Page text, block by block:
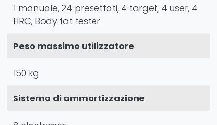
1 manuale, 24 presettati, 4 target, 4 user, 4
HRC, Body fat tester
Peso massimo utilizzatore
150 kg
Sistema di ammortizzazione